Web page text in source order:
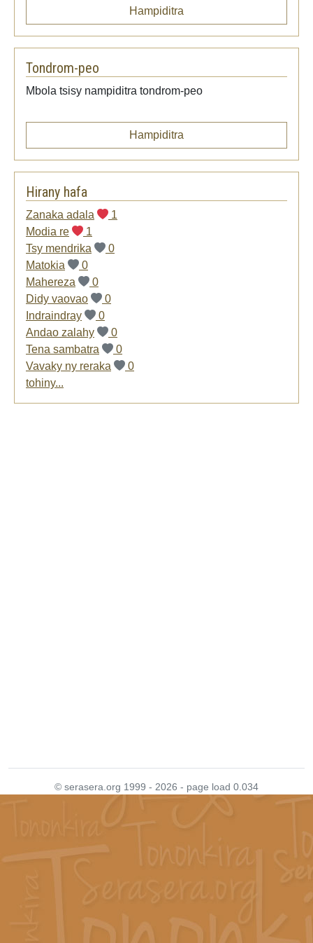
Hampiditra
Tondrom-peo
Mbola tsisy nampiditra tondrom-peo
Hampiditra
Hirany hafa
Zanaka adala
1
Modia re
1
Tsy mendrika
0
Matokia
0
Mahereza
0
Didy vaovao
0
Indraindray
0
Andao zalahy
0
Tena sambatra
0
Vavaky ny reraka
0
tohiny...
© serasera.org 1999 - 2026 - page load 0.034